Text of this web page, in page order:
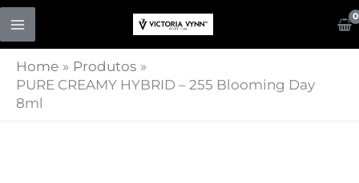
Skip
content
Home
Produtos
PURE CREAMY HYBRID – 255 Blooming Day
8ml